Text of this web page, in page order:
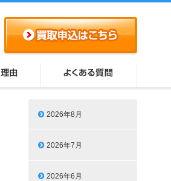
2026年8月
2026年7月
2026年6月